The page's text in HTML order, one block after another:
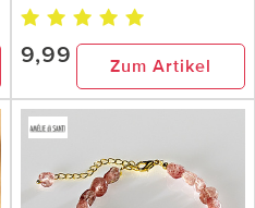
9,99 Zum Artikel